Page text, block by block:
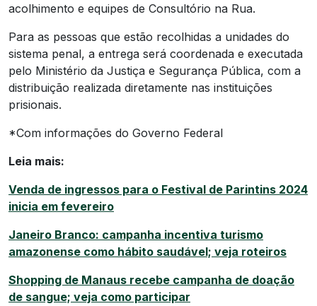
acolhimento e equipes de Consultório na Rua.
Para as pessoas que estão recolhidas a unidades do
sistema penal, a entrega será coordenada e executada
pelo Ministério da Justiça e Segurança Pública, com a
distribuição realizada diretamente nas instituições
prisionais.
*Com informações do Governo Federal
Leia mais:
Venda de ingressos para o Festival de Parintins 2024
inicia em fevereiro
Janeiro Branco: campanha incentiva turismo
amazonense como hábito saudável; veja roteiros
Shopping de Manaus recebe campanha de doação
de sangue; veja como participar